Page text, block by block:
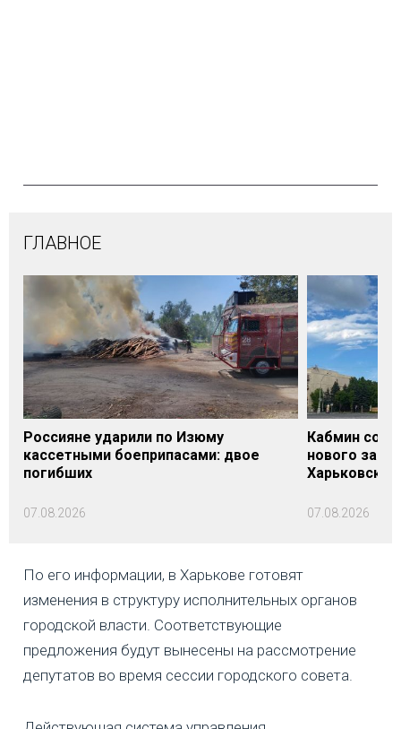
ГЛАВНОЕ
Россияне ударили по Изюму
кассетными боеприпасами: двое
погибших
07.08.2026
Кабмин
нового
07.08.2026
По его информации, в Харькове готовят
изменения в структуру исполнительных органов
городской власти. Соответствующие
предложения будут вынесены на рассмотрение
депутатов во время сессии городского совета.